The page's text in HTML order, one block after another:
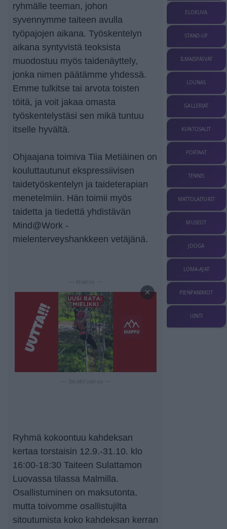
ryhmälle teeman, johon
syvennymme taiteen avulla
työpajojen aikana. Työskentelyn
aikana syntyvistä teoksista
muodostuu myös taidenäyttely,
jonka nimen päätämme yhdessä.
Emme tulkitse tai arvota toisten
töitä, ja voit jakaa omasta
työskentelystäsi sen mikä tuntuu
itselle hyvältä.
Ohjaajana toimiva Tiia Metiäinen on
kouluttautunut ekspressiivisen
taidetyöskentelyn ja taideterapian
menetelmiin. Hän toimii myös
taidetta ja tiedettä yhdistävän
Mind@Work -
mielenterveyshankkeen vetäjänä.
— Mainos —
×
Ryhmä kokoontuu kahdeksan
kertaa torstaisin 12.9.-31.10. klo
16:00-18:30 Taiteen Sulattamon
Luovassa tilassa Malmilla.
Osallistuminen on maksutonta,
mutta toivomme osallistujilta
sitoutumista koko kahdeksan kerran
ELOKUVA
STAND-UP
ILMAISPÄIVÄT
LOUNAS
GALLERIAT
KUNTOSALIT
PORTAAT
TENNIS
MATTOLAITURIT
MUSEOT
JOOGA
LOMA-AJAT
PIENPANIMOT
UINTI